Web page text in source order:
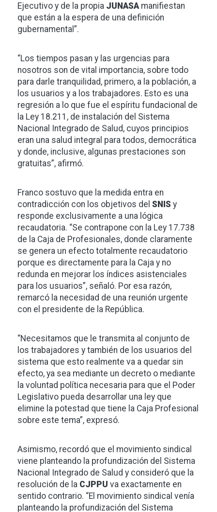
Ejecutivo y de la propia JUNASA manifiestan
que están a la espera de una definición
gubernamental”.
“Los tiempos pasan y las urgencias para
nosotros son de vital importancia, sobre todo
para darle tranquilidad, primero, a la población, a
los usuarios y a los trabajadores. Esto es una
regresión a lo que fue el espíritu fundacional de
la Ley 18.211, de instalación del Sistema
Nacional Integrado de Salud, cuyos principios
eran una salud integral para todos, democrática
y donde, inclusive, algunas prestaciones son
gratuitas”, afirmó.
Franco sostuvo que la medida entra en
contradicción con los objetivos del SNIS y
responde exclusivamente a una lógica
recaudatoria. “Se contrapone con la Ley 17.738
de la Caja de Profesionales, donde claramente
se genera un efecto totalmente recaudatorio
porque es directamente para la Caja y no
redunda en mejorar los índices asistenciales
para los usuarios”, señaló. Por esa razón,
remarcó la necesidad de una reunión urgente
con el presidente de la República.
“Necesitamos que le transmita al conjunto de
los trabajadores y también de los usuarios del
sistema que esto realmente va a quedar sin
efecto, ya sea mediante un decreto o mediante
la voluntad política necesaria para que el Poder
Legislativo pueda desarrollar una ley que
elimine la potestad que tiene la Caja Profesional
sobre este tema”, expresó.
Asimismo, recordó que el movimiento sindical
viene planteando la profundización del Sistema
Nacional Integrado de Salud y consideró que la
resolución de la CJPPU va exactamente en
sentido contrario. “El movimiento sindical venía
planteando la profundización del Sistema